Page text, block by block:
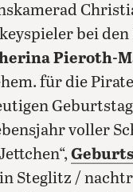
bei
Pieroth-
für die
voller
Steglitz /